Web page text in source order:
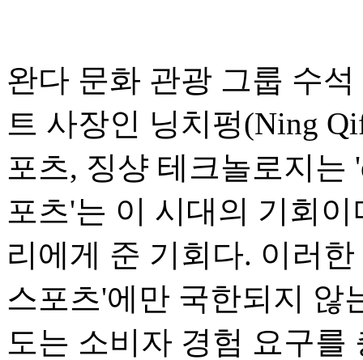
완다 문화 관광 그룹 수
트 사장인 닝치펑(Ning
포츠, 징샹 테크놀로지는
포츠'는 이 시대의 기회
리에게 준 기회다. 이러
스포츠'에만 국한되지 않
도는 소비자 경험 요구